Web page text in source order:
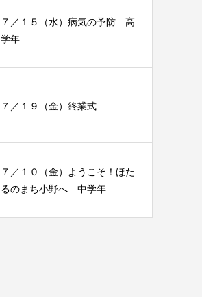
７／１５（水）病気の予防 高
学年
７／１９（金）終業式
７／１０（金）ようこそ！ほた
るのまち小野へ 中学年